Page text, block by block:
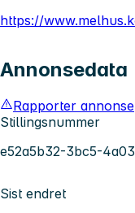
https://
Annonsedata
Rapporter annonse
Stillingsnummer
e52a5b32-3bc5-
Sist endret